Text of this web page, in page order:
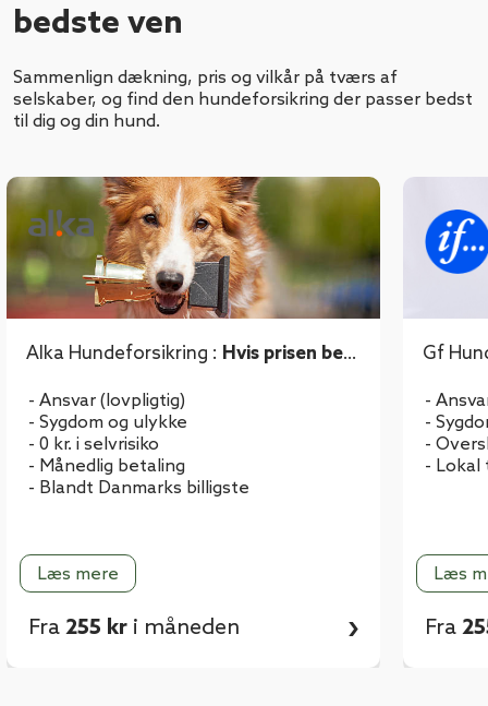
bedste ven
Sammenlign dækning, pris og vilkår på tværs af
selskaber, og find den hundeforsikring der passer bedst
til dig og din hund.
Alka Hundeforsikring : Hvis prisen bet
- Ansvar (lovpligtig)
- Sygdom og ulykke
- 0 kr. i selvrisiko
- Månedlig betaling
- Blandt Danmarks billigste
Læs mere
Fra 255 kr i måneden ›
Gf
-
-
-
- Lokal
Læs
Fra